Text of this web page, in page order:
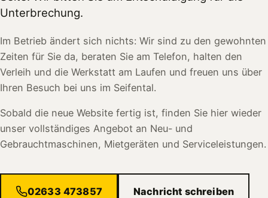
Unterbrechung.
Im Betrieb ändert sich nichts: Wir sind zu den gewohnten
Zeiten für Sie da, beraten Sie am Telefon, halten den
Verleih und die Werkstatt am Laufen und freuen uns über
Ihren Besuch bei uns im Seifental.
Sobald die neue Website fertig ist, finden Sie hier wieder
unser vollständiges Angebot an Neu- und
Gebrauchtmaschinen, Mietgeräten und Serviceleistungen.
02633 473857 Nachricht schreiben